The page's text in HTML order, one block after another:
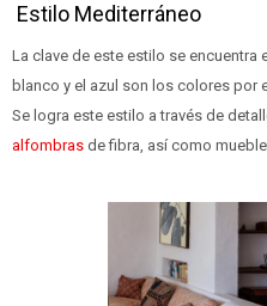
Estilo Mediterráneo
La clave de este estilo se encuentra
blanco y el azul son los colores por
Se logra este estilo a través de
alfombras de fibra, así como